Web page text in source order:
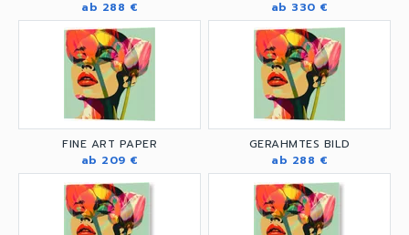
ab 288 €
ab 330 €
FINE ART PAPER
ab 209 €
GERAHMTES BILD
ab 288 €